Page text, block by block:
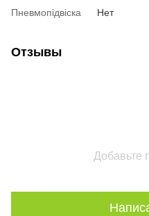
Пневмопідвіска
Нет
Отзывы
Добавьте